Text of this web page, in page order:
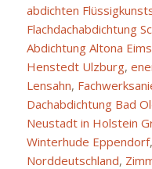
abdichten
Flachdachabdichtung
Abdichtung Altona
Henstedt Ulzburg,
Lensahn,
Dachabdichtung Bad
Neustadt in Holstein
Winterhude Eppendorf,
Norddeutschland,